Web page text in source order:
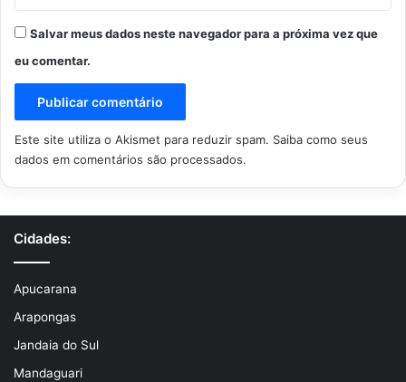
Salvar meus dados neste navegador para a próxima vez que
eu comentar.
Este site utiliza o Akismet para reduzir spam. Saiba como seus
dados em comentários são processados.
Cidades:
Apucarana
Arapongas
Jandaia do Sul
Mandaguari